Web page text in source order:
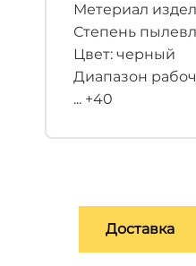
Метериал
Степень
Цвет: черный
Диапазон
... +40
Доставка